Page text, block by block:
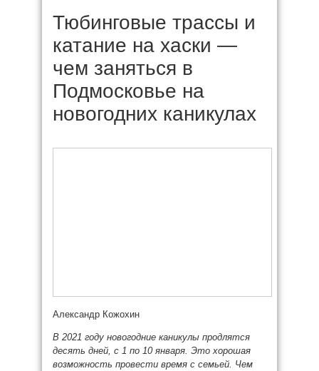
Тюбинговые трассы и
катание на хаски —
чем заняться в
Подмосковье на
новогодних каникулах
Александр Кожохин
В 2021 году новогодние каникулы продлятся
десять дней, с 1 по 10 января. Это хорошая
возможность провести время с семьей. Чем